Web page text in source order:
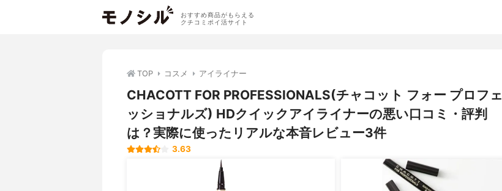
おすすめ商品がもらえる
クチコミポイ活サイト
TOP コスメ アイライナー
CHACOTT FOR PROFESSIONALS(チャコット フォー プロフェ
ッショナルズ) HDクイックアイライナーの悪い口コミ・評判
は？実際に使ったリアルな本音レビュー3件
3.63